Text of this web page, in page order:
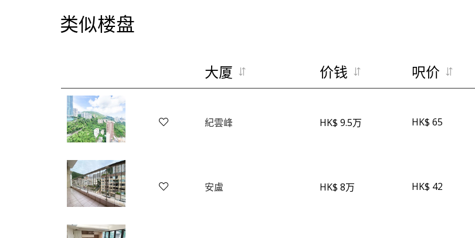
类似楼盘
大厦 价钱 呎价
紀雲峰 HK$ 9.5万 HK$ 65
安盧 HK$ 8万 HK$ 42